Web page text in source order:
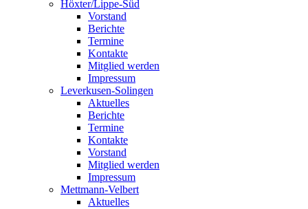
Höxter/Lippe-Süd
Vorstand
Berichte
Termine
Kontakte
Mitglied werden
Impressum
Leverkusen-Solingen
Aktuelles
Berichte
Termine
Kontakte
Vorstand
Mitglied werden
Impressum
Mettmann-Velbert
Aktuelles